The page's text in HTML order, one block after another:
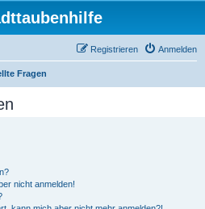
Anmelden
Registrieren
Fragen
nicht anmelden!